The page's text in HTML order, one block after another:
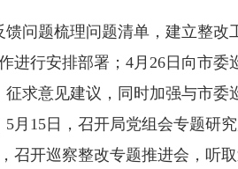
问题梳理问题清单，建立整改
进行安排部署；4月26日向市委
求意见建议，同时加强与市委
月15日，召开局党组会专题研
召开巡察整改专题推进会，听